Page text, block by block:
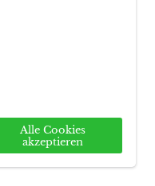
Alle Cookies
akzeptieren